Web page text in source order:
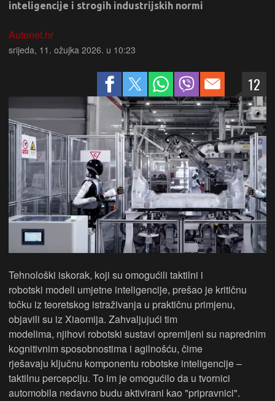
inteligencije i strogih industrijskih normi
Autonet.hr
srijeda, 11. ožujka 2026. u 10:23
12
Tehnološki iskorak, koji su omogućili taktilni i
robotski modeli umjetne inteligencije, prešao je kritičnu
točku iz teoretskog istraživanja u praktičnu primjenu,
objavili su iz Xiaomija. Zahvaljujući tim
modelima, njihovi robotski sustavi opremljeni su naprednim
kognitivnim sposobnostima i agilnošću, čime
rješavaju ključnu komponentu robotske inteligencije –
taktilnu percepciju. To im je omogućilo da u tvornici
automobila nedavno budu aktivirani kao "pripravnici".